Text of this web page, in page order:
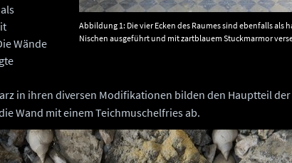
Abbildung 1: Die vier Ecken des Raumes sind ebenfalls als
Nischen ausgeführt und mit zartblauem Stuckmarmor
Wände
in ihren diversen Modifikationen bilden den Hauptteil der
Wand mit einem Teichmuschelfries ab.